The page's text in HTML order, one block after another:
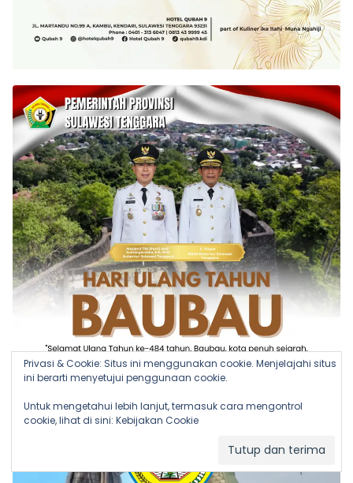
Privasi & Cookie: Situs ini menggunakan cookie. Menjelajahi situs
ini berarti menyetujui penggunaan cookie.
Untuk mengetahui lebih lanjut, termasuk cara mengontrol
cookie, lihat di sini: Kebijakan Cookie